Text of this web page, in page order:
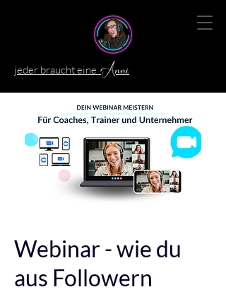
jeder braucht eineAnni
Webinar - wie du
aus Followern